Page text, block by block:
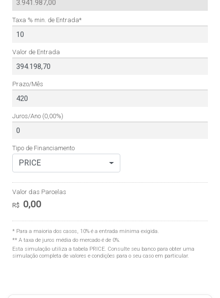
Taxa % min. de Entrada*
Valor de Entrada
Prazo/Mês
Juros/Ano (0,00%)
Tipo de Financiamento
PRICE
Valor das Parcelas
R$ 0,00
* Para a maioria dos casos, 10% é a entrada mínima exigida.
** A taxa de juros média do mercado é de 0%.
Esta simulação utiliza a tabela PRICE. Consulte seu banco para obter uma
simulação completa de valores e condições para o seu caso em particular.